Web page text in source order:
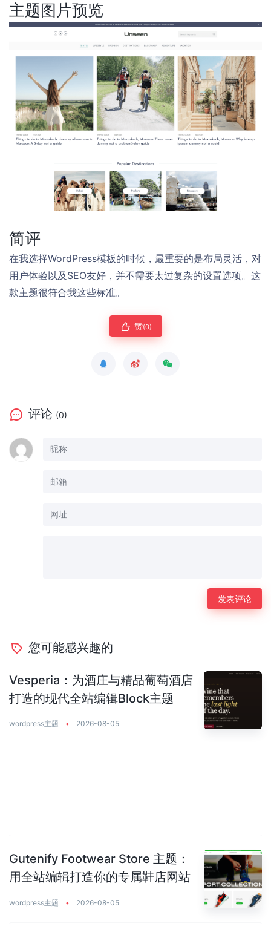
主题图片预览
简评
在我选择WordPress模板的时候，最重要的是布局灵活，对
用户体验以及SEO友好，并不需要太过复杂的设置选项。这
款主题很符合我这些标准。
赞(0)
评论 (0)
您可能感兴趣的
Vesperia：为酒庄与精品葡萄酒店
打造的现代全站编辑Block主题
wordpress主题 • 2026-08-05
Gutenify Footwear Store 主题：
用全站编辑打造你的专属鞋店网站
wordpress主题 • 2026-08-05